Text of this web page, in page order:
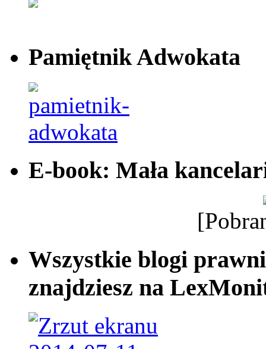
Pamiętnik Adwokata
E-book: Mała
Wszystkie blogi
znajdziesz na